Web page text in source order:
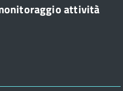
attività